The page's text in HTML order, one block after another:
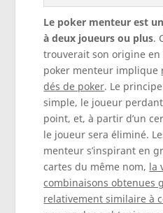
Le poker menteur est
à deux joueurs ou plus.
trouverait son origine
poker menteur implique
dés de poker. Le
simple, le joueur
point, et, à partir d’un
le joueur sera éliminé.
menteur s’inspirant en
cartes du même nom, la
combinaisons obtenues
relativement similaire à